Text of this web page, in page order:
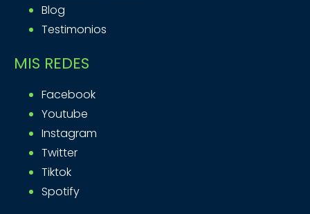
Blog
Testimonios
MIS REDES
Facebook
Youtube
Instagram
Twitter
Tiktok
Spotify